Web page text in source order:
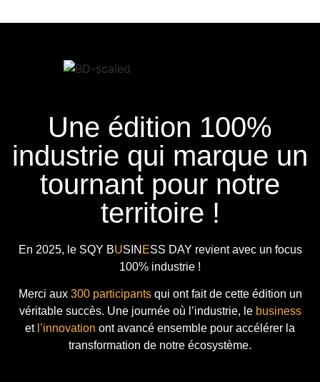
Une édition 100%
industrie qui marque un
tournant pour notre
territoire !
En 2025, le SQY BUSIN ESS DAY revient avec un focus
100% industrie !
Merci aux 300 participantsqui ont fait de cette édition un
véritable succès. Une journée où l’industrie, le business
et l’innovation ont avancé ensemble pour accélérer la
transformation de notre écosystème.